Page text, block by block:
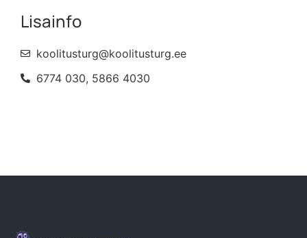
Lisainfo
koolitusturg@koolitusturg.ee
6774 030, 5866 4030